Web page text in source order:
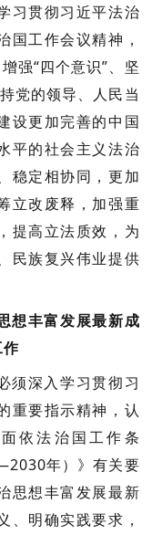
习贯彻习近平法治
国工作会议精神，
强“四个意识”、坚
党的领导、人民当
设更加完善的中国
平的社会主义法治
稳定相协同，更加
立改废释，加强重
提高立法质效，为
民族复兴伟业提供
想丰富发展最新成
作
须深入学习贯彻习
重要指示精神，认
依法治国工作条
年）》有关要
思想丰富发展最新
、明确实践要求，